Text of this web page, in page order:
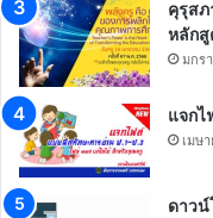
คุรุส
หลักสู
มกร
แจกไ
เมษ
ดาว